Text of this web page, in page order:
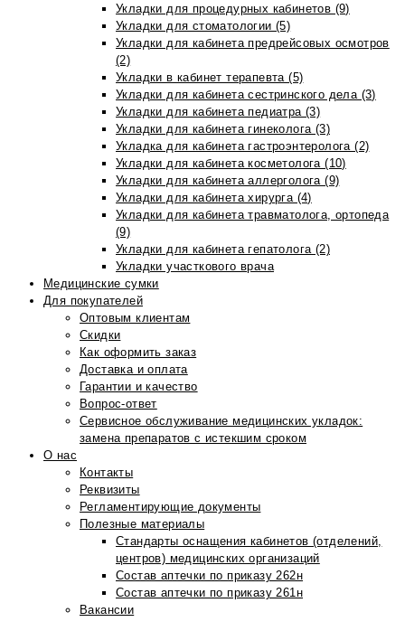
Укладки для процедурных кабинетов (9)
Укладки для стоматологии (5)
Укладки для кабинета предрейсовых осмотров
(2)
Укладки в кабинет терапевта (5)
Укладки для кабинета сестринского дела (3)
Укладки для кабинета педиатра (3)
Укладки для кабинета гинеколога (3)
Укладка для кабинета гастроэнтеролога (2)
Укладки для кабинета косметолога (10)
Укладки для кабинета аллерголога (9)
Укладки для кабинета хирурга (4)
Укладки для кабинета травматолога, ортопеда
(9)
Укладки для кабинета гепатолога (2)
Укладки участкового врача
Медицинские сумки
Для покупателей
Оптовым клиентам
Скидки
Как оформить заказ
Доставка и оплата
Гарантии и качество
Вопрос-ответ
Сервисное обслуживание медицинских укладок:
замена препаратов с истекшим сроком
О нас
Контакты
Реквизиты
Регламентирующие документы
Полезные материалы
Стандарты оснащения кабинетов (отделений,
центров) медицинских организаций
Состав аптечки по приказу 262н
Состав аптечки по приказу 261н
Вакансии